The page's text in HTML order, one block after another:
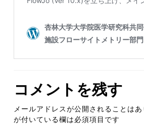
コメントを残す
メールアドレスが公開されることはあ
が付いている欄は必須項目です